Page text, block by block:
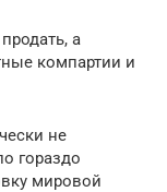
а
компартии и
не
гораздо
мировой